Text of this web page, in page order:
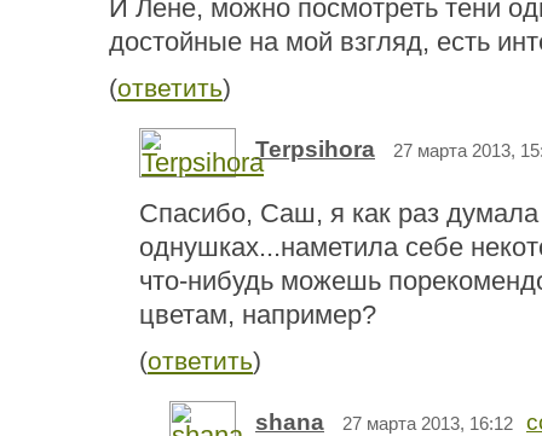
И Лене, можно посмотреть тени
достойные на мой взгляд, есть
(ответить)
Terpsihora 27 марта 2013,
Спасибо, Саш, я как раз
однушках...наметила себе
что-нибудь можешь
цветам, например?
(ответить)
shana 27 марта 2013, 16:12